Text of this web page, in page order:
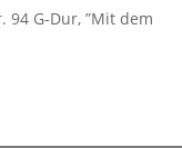
94 G-Dur, ”Mit dem